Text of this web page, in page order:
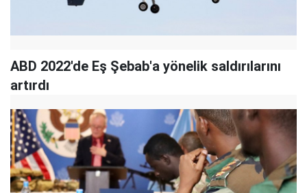
ABD 2022'de Eş Şebab'a yönelik saldırılarını
artırdı